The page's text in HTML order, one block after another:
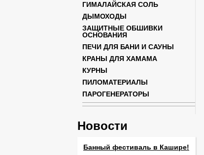
ГИМАЛАЙСКАЯ СОЛЬ
ДЫМОХОДЫ
ЗАЩИТНЫЕ ОБШИВКИ
ОСНОВАНИЯ
ПЕЧИ ДЛЯ БАНИ И САУНЫ
КРАНЫ ДЛЯ ХАМАМА
КУРНЫ
ПИЛОМАТЕРИАЛЫ
ПАРОГЕНЕРАТОРЫ
Новости
Банный фестиваль в Кашире!